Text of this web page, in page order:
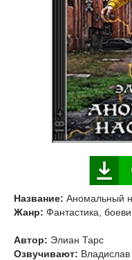
Название: Аномальный
Жанр: Фантастика,
Автор: Элиан Тарс
Озвучивают: